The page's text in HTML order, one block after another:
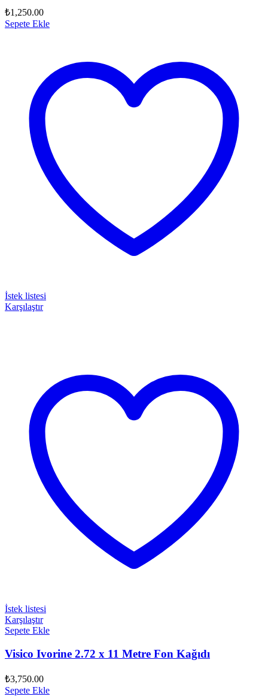
₺1,250.00
Sepete Ekle
İstek listesi
Karşılaştır
İstek listesi
Karşılaştır
Sepete Ekle
Visico Ivorine 2.72 x 11 Metre Fon Kağıdı
₺3,750.00
Sepete Ekle